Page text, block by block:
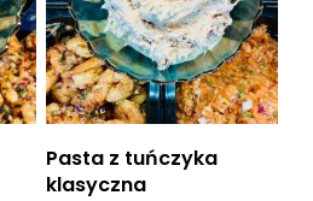
Dodaj do koszyka
Pasta z tuńczyka
klasyczna